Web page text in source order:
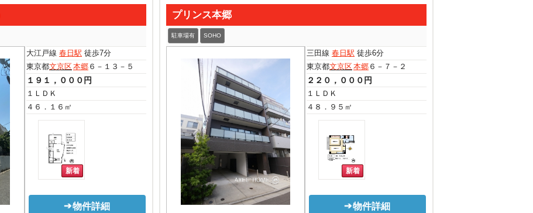
大江戸線 春日駅 徒歩7分
東京都文京区本郷 ６－１３－５
１９１，０００円
１ＬＤＫ
４６．１６㎡
物件詳細
プリンス本郷
駐車場有 SOHO
三田線 春日駅 徒歩6分
東京都文京区本郷 ６－７－２
２２０，０００円
１ＬＤＫ
４８．９５㎡
物件詳細